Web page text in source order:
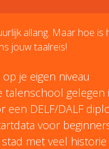
allang. Maar hoe is
jouw taalreis!
je eigen niveau
talenschool
een DELF/DALF
voor
met veel